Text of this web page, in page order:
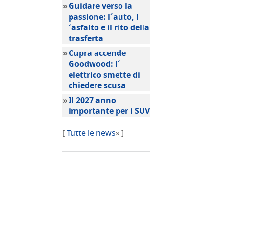
»Guidare verso la
passione: l´auto, l
´asfalto e il rito della
trasferta
»Cupra accende
Goodwood: l´
elettrico smette di
chiedere scusa
»Il 2027 anno
importante per i SUV
[Tutte le news» ]